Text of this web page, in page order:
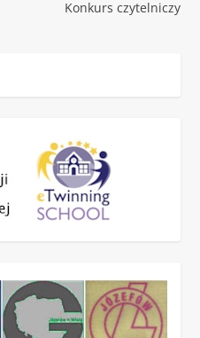
Konkurs czytelniczy